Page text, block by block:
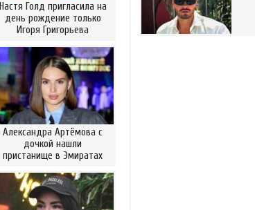
Настя Голд пригласила на
день рождение только
Игоря Григорьева
Александра Артёмова с
дочкой нашли
пристанище в Эмиратах